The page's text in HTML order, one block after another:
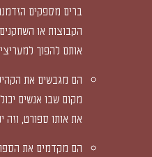
ברים מספקים
הקבוצות או
אותם להפוך
הם מגבשים את
מקום שבו אנשים
את אותו ספורט, וזה
הם מקדמים את